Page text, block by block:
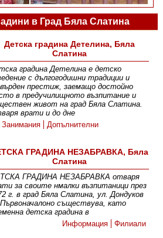
в Град Бяла Слатина
Детска градина Детелина, Бяла
Слатина
градина Детелина е детско
с дългогодишни традиции и
престиж, заемащо достойно
в предучилищното възпитание и
живот на град Бяла Слатина.
врати и до дне
Занимания
Допълнителни
ГРАДИНА НЕЗАБРАВКА, Бяла
Слатина
ГРАДИНА НЕЗАБРАВКА отваря
за своите нмалки възпитаници през
г. в град Бяла Слатина, ул. Дондуков
съществува, като
детска градина в
Информация
Филиали